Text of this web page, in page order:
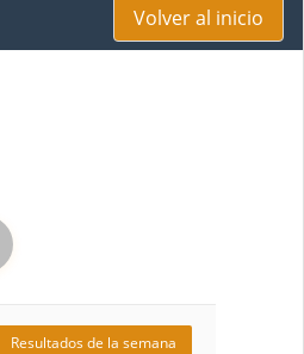
Volver al inicio
Resultados de la semana